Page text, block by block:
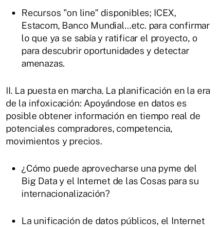
Recursos "on line" disponibles; ICEX,
Estacom, Banco Mundial…etc. para confirmar
lo que ya se sabía y ratificar el proyecto, o
para descubrir oportunidades y detectar
amenazas.
II. La puesta en marcha. La planificación en la era
de la infoxicación: Apoyándose en datos es
posible obtener información en tiempo real de
potenciales compradores, competencia,
movimientos y precios.
¿Cómo puede aprovecharse una pyme del
Big Data y el Internet de las Cosas para su
internacionalización?
La unificación de datos públicos, el Internet